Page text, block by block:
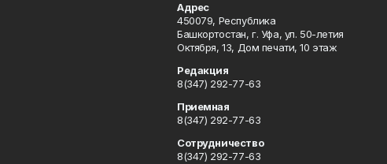
Адрес
450079, Республика
Башкортостан, г. Уфа, ул. 50-летия
Октября, 13, Дом печати, 10 этаж
Редакция
8(347) 292-77-63
Приемная
8(347) 292-77-63
Сотрудничество
8(347) 292-77-63